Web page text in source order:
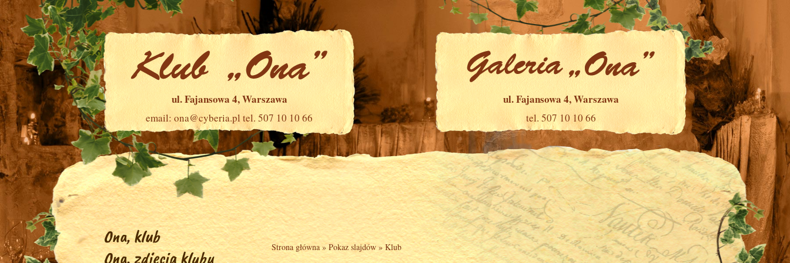
ul. Fajansowa 4, Warszawa
email: ona@cyberia.pltel. 507 10 10 66
ul. Fajansowa 4, Warszawa
tel. 507 10 10 66
Ona, klub
Ona, zdjęcia klubu
Strona główna»Pokaz slajdów »Klub